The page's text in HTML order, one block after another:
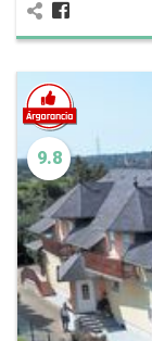
9.8